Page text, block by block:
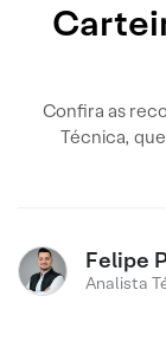
Confira as
Técnica,
Felipe
Analista